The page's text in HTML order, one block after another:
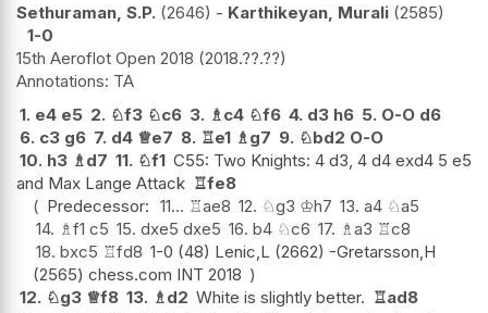
Sethuraman, S.P. 2646 - Karthikeyan, Murali 2585
1-0
15th Aeroflot Open 2018 2018.??.??
TA
1. e4 e5 2. ♘f3 ♘c6 3. ♗ c4 ♘f6 4. d3 h6 5. O-O d6
6. c3 g6 7. d4 ♕e7 8. ♖e1 ♗ g7 9. ♘bd2 O-O
10. h3 ♗ d7 11. ♘f1 C55: Two Knights: 4 d3, 4 d4 exd4 5 e5
and Max Lange Attack ♖fe8
Predecessor: 11... ♖ae8 12. ♘g3 ♔h7 13. a4 ♘a5
14. ♗f1 c5 15. dxe5 dxe5 16. b4 ♘c6 17. ♗a3 ♖c8
18. bxc5 ♖fd8 1-0 (48) Lenic,L (2662) -Gretarsson,H
(2565) chess.com INT 2018
12. ♘g3 ♕f8 13. ♗ d2 White is slightly better. ♖ad8